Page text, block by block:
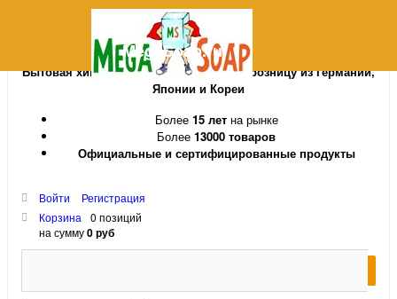
MegaSoap.ru
Бытовая химия и косметика оптом и в розницу из Германии,
Японии и Кореи
Более 15 летна рынке
Более 13000 товаров
Официальные и сертифицированные продукты
Войти
Регистрация
Корзина
0 позиций
на сумму0 руб